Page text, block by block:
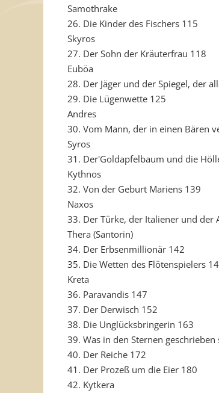
Samothrake
26. Die Kinder des Fischers 115
Skyros
27. Der Sohn der Kräuterfrau 118
Euböa
28. Der Jäger und der Spiegel, der
29. Die Lügenwette 125
Andres
30. Vom Mann, der in einen Bären
Syros
31. Der'Goldapfelbaum und die
Kythnos
32. Von der Geburt Mariens 139
Naxos
33. Der Türke, der Italiener und der
Thera (Santorin)
34. Der Erbsenmillionär 142
35. Die Wetten des Flötenspielers
Kreta
36. Paravandis 147
37. Der Derwisch 152
38. Die Unglücksbringerin 163
39. Was in den Sternen
40. Der Reiche 172
41. Der Prozeß um die Eier 180
42. Kytkera